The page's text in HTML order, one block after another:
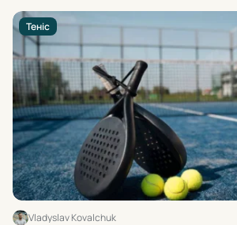
Теніс
Vladyslav Kovalchuk